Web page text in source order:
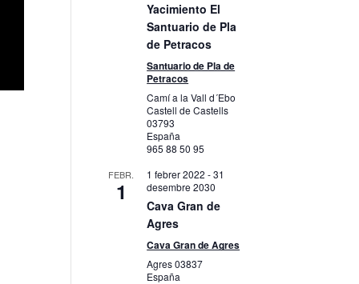
Yacimiento El
Santuario de Pla
de Petracos
Santuario de Pla de
Petracos
Camí a la Vall d´Ebo
Castell de Castells
03793
España
965 88 50 95
FEBR.
1
1 febrer 2022 -31
desembre 2030
Cava Gran de
Agres
Cava Gran de Agres
Agres03837
España